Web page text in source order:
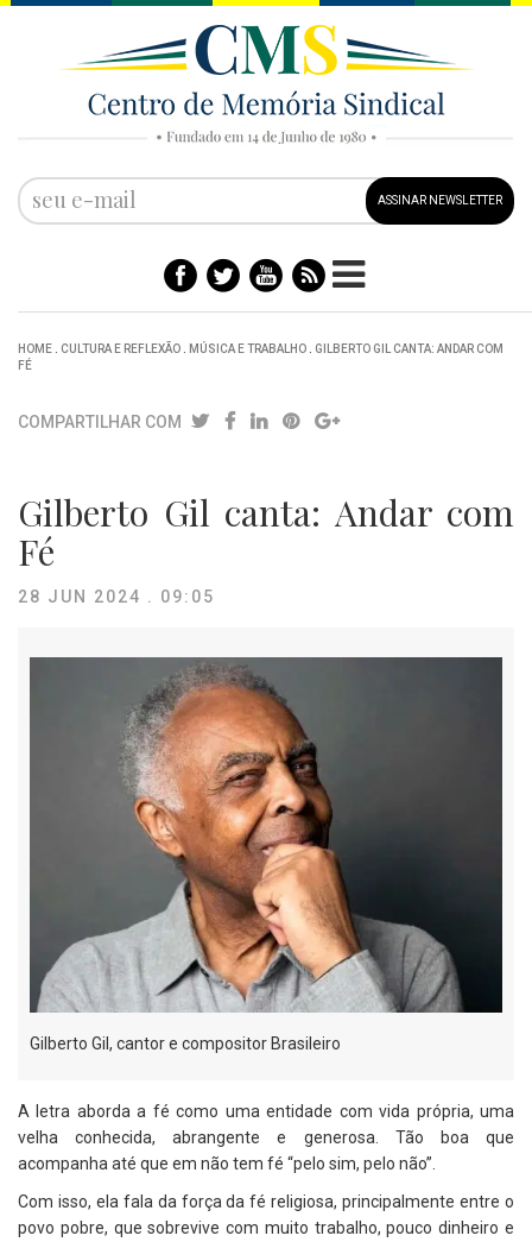
ASSINAR NEWSLETTER
HOME CULTURA E REFLEXÃO MÚSICA E TRABALHO
GILBERTO GIL CANTA: ANDAR COM
FÉ
COMPARTILHAR COM
Gilberto Gil canta: Andar com
Fé
28 JUN 2024 . 09:05
Gilberto Gil, cantor e compositor Brasileiro
A letra aborda a fé como uma entidade com vida própria, uma
velha conhecida, abrangente e generosa. Tão boa que
acompanha até que em não tem fé “pelo sim, pelo não”.
Com isso, ela fala da força da fé religiosa, principalmente entre o
povo pobre, que sobrevive com muito trabalho, pouco dinheiro e